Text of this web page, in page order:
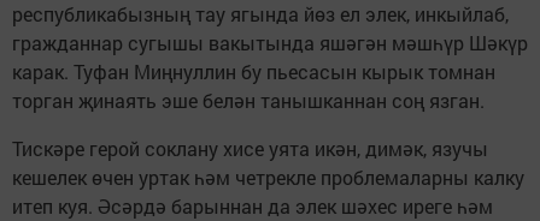
республикабызның тау ягында йөз ел элек, инкыйлаб,
гражданнар сугышы вакытында яшәгән мәшһүр Шәкүр
карак. Туфан Миңнуллин бу пьесасын кырык томнан
торган ­җинаять эше белән танышканнан соң язган.
Тискәре герой соклану хисе уята икән, димәк, язучы
кешелек өчен уртак һәм четрекле проблемаларны калку
итеп куя. Әсәрдә барыннан да элек шәхес иреге һәм